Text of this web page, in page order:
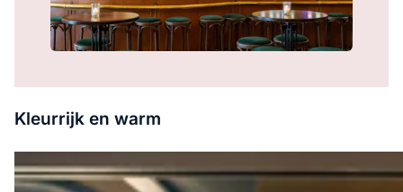
Kleurrijk en warm